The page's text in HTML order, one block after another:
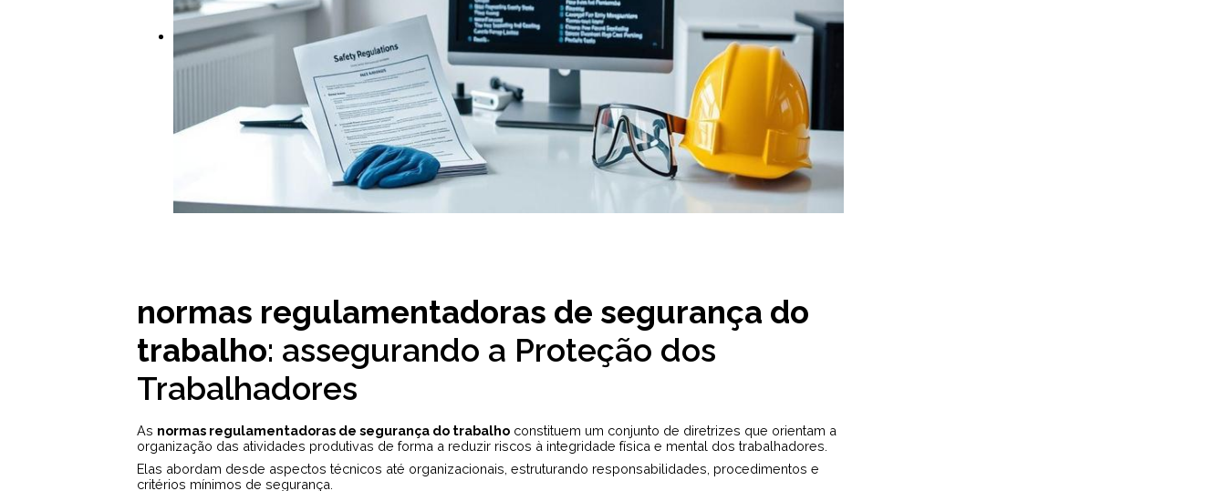
normas regulamentadoras de segurança do
trabalho: assegurando a Proteção dos
Trabalhadores
As normas regulamentadoras de segurança do trabalho constituem um conjunto de diretrizes que orientam a
organização das atividades produtivas de forma a reduzir riscos à integridade física e mental dos trabalhadores.
Elas abordam desde aspectos técnicos até organizacionais, estruturando responsabilidades, procedimentos e
critérios mínimos de segurança.